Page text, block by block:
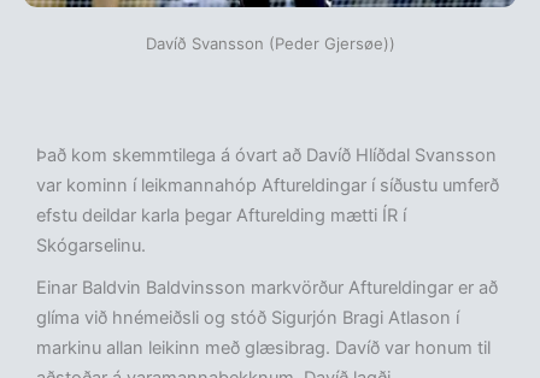
Davíð Svansson (Peder Gjersøe))
Það kom skemmtilega á óvart að Davíð Hlíðdal Svansson
var kominn í leikmannahóp Aftureldingar í síðustu umferð
efstu deildar karla þegar Afturelding mætti ÍR í
Skógarselinu.
Einar Baldvin Baldvinsson markvörður Aftureldingar er að
glíma við hnémeiðsli og stóð Sigurjón Bragi Atlason í
markinu allan leikinn með glæsibrag. Davíð var honum til